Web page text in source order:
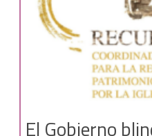
El Gobierno